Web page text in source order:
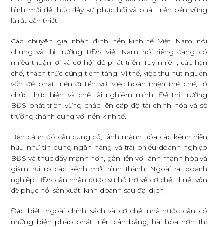
hình mới để thúc đẩy sự phục hồi và phát triển bền vững
là rất cần thiết.
Các chuyên gia nhận định nền kinh tế Việt Nam nói
chung và thị trường BĐS Việt Nam nói riêng đang có
nhiều thuận lợi và cơ hội để phát triển. Tuy nhiên, các hạn
chế, thách thức cũng tiềm tàng. Vì thế, việc thu hút nguồn
vốn để phát triển đi liền với việc hoàn thiện thể chế, tổ
chức thực hiện và chế tài nghiêm minh. Để thị trường
BĐS phát triển vững chắc lên cấp độ tài chính hóa và sẽ
trưởng thành cùng với nền kinh tế.
Bên cạnh đó cần củng cố, lành mạnh hóa các kênh hiện
hữu như tín dụng ngân hàng và trái phiếu doanh nghiệp
BĐS và thúc đẩy mạnh hơn, gắn liền với lành mạnh hóa và
giảm rủi ro các kênh mới hình thành. Ngoài ra, doanh
nghiệp BĐS cần nhận được sự hỗ trợ về cơ chế, thuế, vốn
để phục hồi sản xuất, kinh doanh sau đại dịch.
Đặc biệt, ngoài chính sách và cơ chế, nhà nước cần có
những biện pháp phát triển cân bằng, hài hòa hơn thị